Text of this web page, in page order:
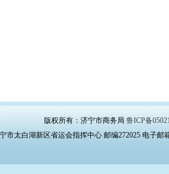
版权所有：济宁市商务局鲁ICP备
市太白湖新区省运会指挥中心 邮编272025 电子邮